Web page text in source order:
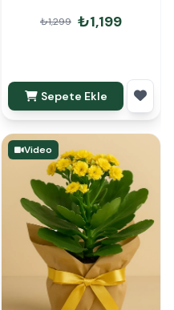
₺1,299 ₺1,199
Sepete Ekle
Video